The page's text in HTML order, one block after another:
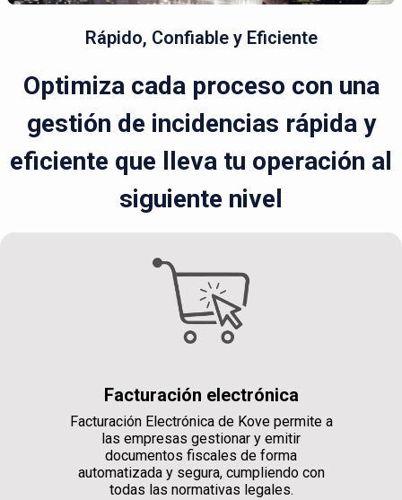
Rápido, Confiable y Eficiente
Optimiza cada proceso con una
gestión de incidencias rápida y
eficiente que lleva tu operación al
siguiente nivel
Facturación electrónica
Facturación Electrónica de Kove permite a
las empresas gestionar y emitir
documentos fiscales de forma
automatizada y segura, cumpliendo con
todas las normativas legales.